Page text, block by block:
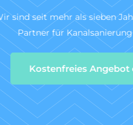
Wir sind ein
Kanal-TV-
Zum